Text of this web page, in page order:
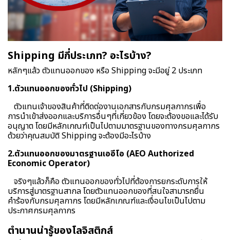
Shipping มีกี่ประเภท? อะไรบ้าง?
หลักๆแล้ว ตัวแทนออกของ หรือ Shipping จะมีอยู่ 2 ประเภท
1.ตัวแทนออกของทั่วไป (Shipping)
ตัวแทนเจ้าของสินค้าที่ติดต่องานเอกสารกับกรมศุลกากรเพื่อ
การนำเข้าส่งออกและบริการอื่นๆที่เกี่ยวข้อง โดยจะต้องขอและได้รับ
อนุญาต โดยมีหลักเกณฑ์เป็นไปตามมาตรฐานของทางกรมศุลกากร
ด้วยว่าคุณสมบัติ Shipping จะต้องมีอะไรบ้าง
2.ตัวแทนออกของมาตรฐานเออีโอ (AEO Authorized
Economic Operator)
จริงๆแล้วก็คือ ตัวแทนออกของทั่วไปที่ต้องการยกระดับการให้
บริการสู่มาตรฐานสากล โดยตัวแทนออกของที่สนใจสามารถยื่น
คำร้องกับกรมศุลกากร โดยมีหลักเกณฑ์และเงื่อนไขเป็นไปตาม
ประกาศกรมศุลกากร
ตำนานน่ารู้ของโลจิสติกส์